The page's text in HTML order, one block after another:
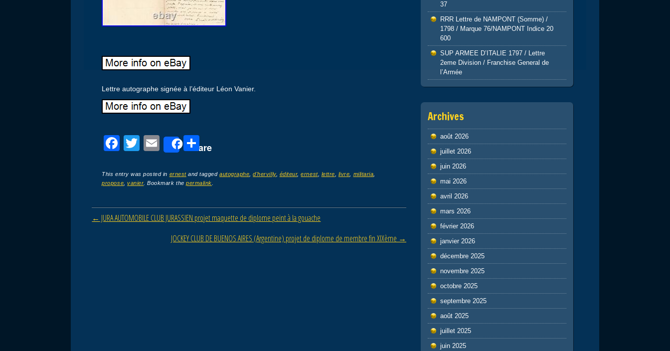
Lettre autographe signée à l’éditeur Léon Vanier.
F
c
e
b
o
T
tt
er
E
ail
Share
P
ta
g
er
This entry was posted in ernestand tagged autographe ,d'hervilly, éditeur,ernest, lettre livre militaria
propose ,vanier . Bookmark thepermalink
Post navigation
← JURA AUTOMOBILE CLUB JURASSIEN projet maquette de diplome peint à la gouache
JOCKEY CLUB DE BUENOS AIRES (Argentine) projet de diplome de membre fin XIXème →
37
RRR Lettre de NAMPONT (Somme) /
1798 / Marque 76/NAMPONT Indice 20
600
SUP ARMEE D’ITALIE 1797 / Lettre
2eme Division / Franchise General de
l’Armée
Archives
août 2026
juillet 2026
juin 2026
mai 2026
avril 2026
mars 2026
février 2026
janvier 2026
décembre 2025
novembre 2025
octobre 2025
septembre 2025
août 2025
juillet 2025
juin 2025